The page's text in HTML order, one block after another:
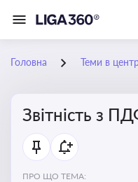
Головна Теми в
Звітність з
ПРО ЩО ТЕМА: